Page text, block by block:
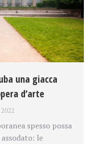
una giacca
d’arte
spesso possa
le